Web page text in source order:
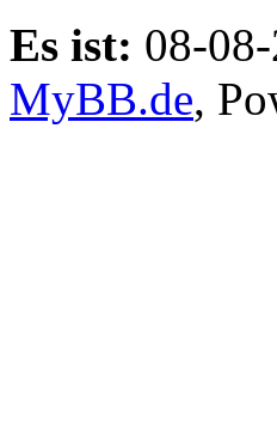
Es ist: 08-
MyBB.de,